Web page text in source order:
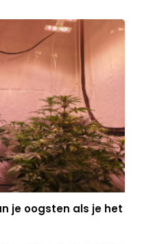
je oogsten als je het